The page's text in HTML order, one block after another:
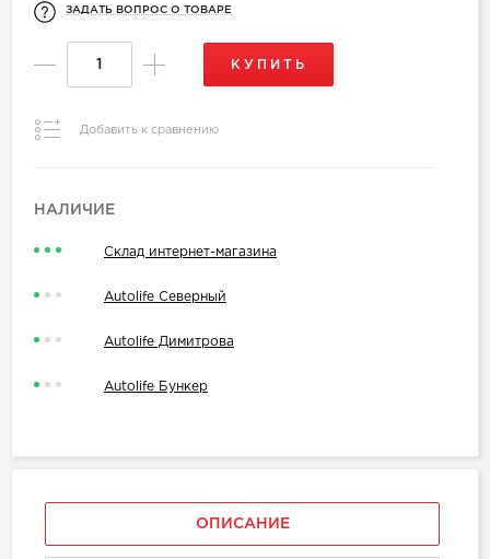
ЗАДАТЬ ВОПРОС О ТОВАРЕ
КУПИТЬ
Добавить к сравнению
НАЛИЧИЕ
Склад интернет-магазина
Autolife Северный
Autolife Димитрова
Autolife Бункер
ОПИСАНИЕ